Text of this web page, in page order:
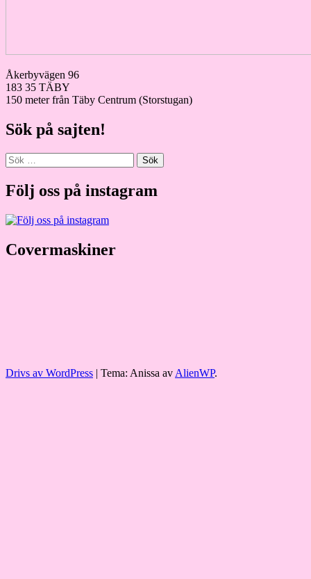
Åkerbyvägen 96
183 35 TÄBY
150 meter från Täby Centrum (Storstugan)
Sök på sajten!
Sök
efter:
Följ oss på instagram
Covermaskiner
Drivs av WordPress Tema: Anissa avAlienWP.